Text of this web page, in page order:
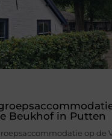
Beukhof in Putten
op de